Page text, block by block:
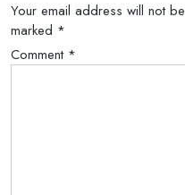
Your email address will not
marked *
Comment *